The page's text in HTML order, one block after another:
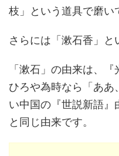
枝」という道具で磨い
さらには「漱石香」と
「漱石」の由来は、
ひろや為時なら「ああ
い中国の『世説新語』
と同じ由来です。